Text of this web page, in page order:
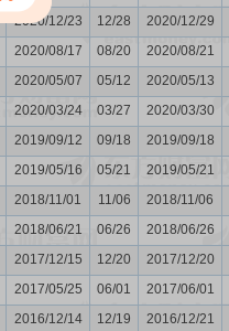
2020/12/23 12/28 2020/12/29
2020/08/17 08/20 2020/08/21
2020/05/07 05/12 2020/05/13
2020/03/24 03/27 2020/03/30
2019/09/12 09/18 2019/09/18
2019/05/16 05/21 2019/05/21
2018/11/01 11/06 2018/11/06
2018/06/21 06/26 2018/06/26
2017/12/15 12/20 2017/12/20
2017/05/25 06/01 2017/06/01
2016/12/14 12/19 2016/12/21